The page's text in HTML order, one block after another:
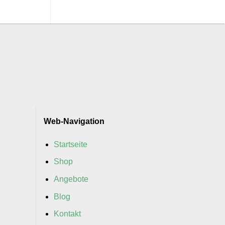
Web-Navigation
Startseite
Shop
Angebote
Blog
Kontakt